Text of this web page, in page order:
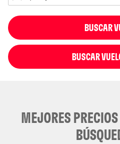
BUSCAR
BUSCAR
MEJORES